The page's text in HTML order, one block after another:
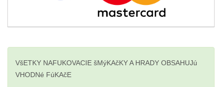
VšETKY NAFUKOVACIE šMýKAčKY A HRADY OBSAHUJú
VHODNé FúKAčE